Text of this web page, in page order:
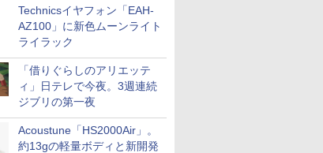
Technicsイヤフォン「EAH-
AZ100」に新色ムーンライト
ライラック
「借りぐらしのアリエッテ
ィ」日テレで今夜。3週連続
ジブリの第一夜
Acoustune「HS2000Air」。
約13gの軽量ボディと新開発